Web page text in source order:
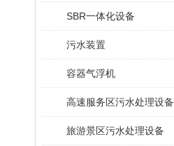
SBR一体化设备
污水装置
容器气浮机
高速服务区污水处理设备
旅游景区污水处理设备